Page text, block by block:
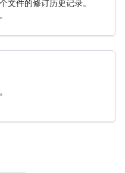
文件的修订历史记录。